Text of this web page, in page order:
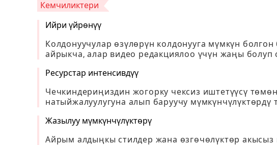
Кемчиликтери
Ийри үйрөнүү
Колдонуучулар өзүлөрүн колдонууга мүмкүн
айрыкча, алар видео редакциялоо үчүн жаңы болуп
Ресурстар интенсивдүү
Чечкиндериңиздин жогорку чексиз иштетүүсү
натыйжалуулугуна алып баруучу мүмкүнчүлүктөрдү
Жазылуу мүмкүнчүлүктөрү
Айрым алдыңкы стилдер жана өзгөчөлүктөр